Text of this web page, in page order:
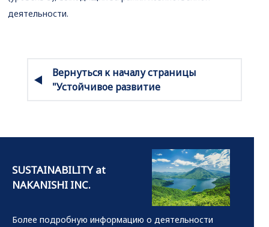
деятельности.
Вернуться к началу страницы
"Устойчивое развитие
Более подробную информацию о деятельности